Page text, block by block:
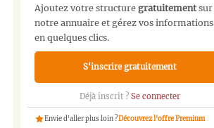
Ajoutez votre structure gratuitementsur
notre annuaire et gérez vos informations
en quelques clics.
S'inscrire gratuitement
Déjà inscrit ? Se connecter
Envie d'aller plus loin ?Découvrez l'offre Premium